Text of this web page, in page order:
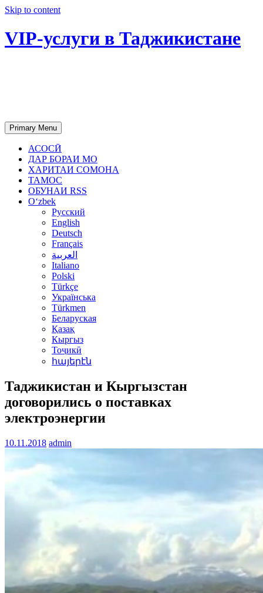
Skip to content
VIP-услуги в Таджикистане
Primary Menu
АСОСӢ
ДАР БОРАИ МО
ХАРИТАИ СОМОНА
ТАМОС
ОБУНАИ RSS
Oʻzbek
Русский
English
Deutsch
Français
العربية
Italiano
Polski
Türkçe
Українська
Türkmen
Беларуская
Қазақ
Кыргыз
Тоҷикӣ
հայերէն
Таджикистан и Кыргызстан
договорились о поставках
электроэнергии
10.11.2018 admin